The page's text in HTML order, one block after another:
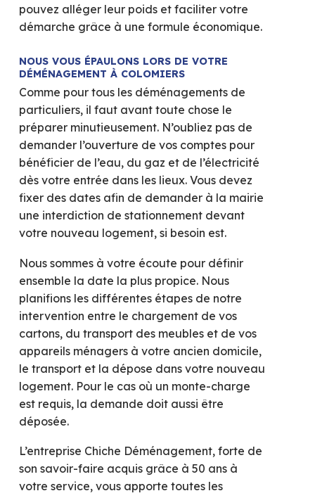
pouvez alléger leur poids et faciliter votre
démarche grâce à une formule économique.
NOUS VOUS ÉPAULONS LORS DE VOTRE
DÉMÉNAGEMENT À COLOMIERS
Comme pour tous les déménagements de
particuliers, il faut avant toute chose le
préparer minutieusement. N’oubliez pas de
demander l’ouverture de vos comptes pour
bénéficier de l’eau, du gaz et de l’électricité
dès votre entrée dans les lieux. Vous devez
fixer des dates afin de demander à la mairie
une interdiction de stationnement devant
votre nouveau logement, si besoin est.
Nous sommes à votre écoute pour définir
ensemble la date la plus propice. Nous
planifions les différentes étapes de notre
intervention entre le chargement de vos
cartons, du transport des meubles et de vos
appareils ménagers à votre ancien domicile,
le transport et la dépose dans votre nouveau
logement. Pour le cas où un monte-charge
est requis, la demande doit aussi être
déposée.
L’entreprise Chiche Déménagement, forte de
son savoir-faire acquis grâce à 50 ans à
votre service, vous apporte toutes les